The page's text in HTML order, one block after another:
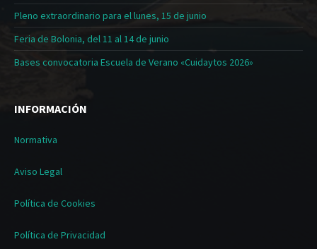
Pleno extraordinario para el lunes, 15 de junio
Feria de Bolonia, del 11 al 14 de junio
Bases convocatoria Escuela de Verano «Cuidaytos 2026»
INFORMACIÓN
Normativa
Aviso Legal
Política de Cookies
Política de Privacidad